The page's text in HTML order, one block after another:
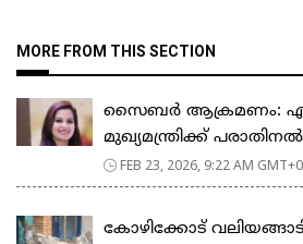
MORE FROM THIS SECTION
സൈബർ ആക്രമണം:
മുഖ്യമന്ത്രിക്ക്
FEB 23, 2026, 9:22 AM
കോഴിക്കോട്